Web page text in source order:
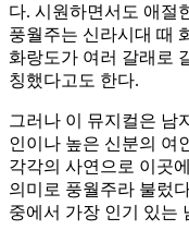
다. 시원하면서도 애절
풍월주는 신라시대 때
화랑도가 여러 갈래로
칭했다고도 한다.
그러나 이 뮤지컬은 남
인이나 높은 신분의 여
각각의 사연으로 이곳
의미로 풍월주라 불렀
중에서 가장 인기 있는